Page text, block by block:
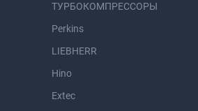
ТУРБОКОМПРЕССОРЫ
Perkins
LIEBHERR
Hino
Extec